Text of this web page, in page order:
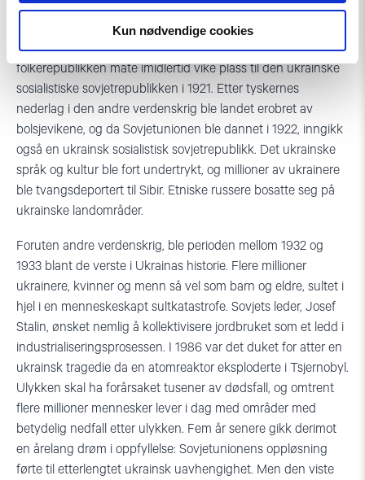
Kun nødvendige cookies
For en kort periode etter den første verdenskrig oppsto det
flere kortvarige ukrainske statsdannelser. Den ukrainske
folkerepublikken måte imidlertid vike plass til den ukrainske
sosialistiske sovjetrepublikken i 1921. Etter tyskernes
nederlag i den andre verdenskrig ble landet erobret av
bolsjevikene, og da Sovjetunionen ble dannet i 1922, inngikk
også en ukrainsk sosialistisk sovjetrepublikk. Det ukrainske
språk og kultur ble fort undertrykt, og millioner av ukrainere
ble tvangsdeportert til Sibir. Etniske russere bosatte seg på
ukrainske landområder.
Foruten andre verdenskrig, ble perioden mellom 1932 og
1933 blant de verste i Ukrainas historie. Flere millioner
ukrainere, kvinner og menn så vel som barn og eldre, sultet i
hjel i en menneskeskapt sultkatastrofe. Sovjets leder, Josef
Stalin, ønsket nemlig å kollektivisere jordbruket som et ledd i
industrialiseringsprosessen. I 1986 var det duket for atter en
ukrainsk tragedie da en atomreaktor eksploderte i Tsjernobyl.
Ulykken skal ha forårsaket tusener av dødsfall, og omtrent
flere millioner mennesker lever i dag med områder med
betydelig nedfall etter ulykken. Fem år senere gikk derimot
en årelang drøm i oppfyllelse: Sovjetunionens oppløsning
førte til etterlengtet ukrainsk uavhengighet. Men den viste